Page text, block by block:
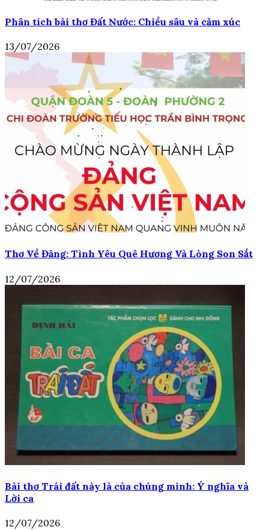
Phân tích bài thơ Đất Nước: Chiều sâu và cảm xúc
13/07/2026
Thơ Về Đảng: Tình Yêu Quê Hương Và Lòng Son Sắt
12/07/2026
Bài thơ Trái đất này là của chúng mình: Ý nghĩa và
Lời ca
12/07/2026